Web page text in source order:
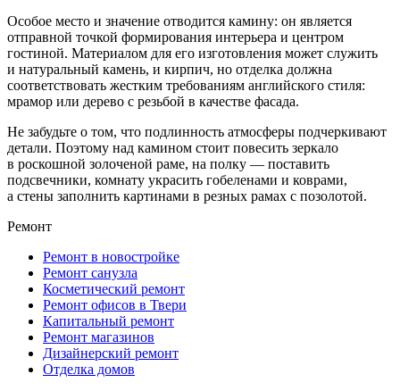
Особое место и значение отводится камину: он является
отправной точкой формирования интерьера и центром
гостиной. Материалом для его изготовления может служить
и натуральный камень, и кирпич, но отделка должна
соответствовать жестким требованиям английского стиля:
мрамор или дерево с резьбой в качестве фасада.
Не забудьте о том, что подлинность атмосферы подчеркивают
детали. Поэтому над камином стоит повесить зеркало
в роскошной золоченой раме, на полку — поставить
подсвечники, комнату украсить гобеленами и коврами,
а стены заполнить картинами в резных рамах с позолотой.
Ремонт
Ремонт в новостройке
Ремонт санузла
Косметический ремонт
Ремонт офисов в Твери
Капитальный ремонт
Ремонт магазинов
Дизайнерский ремонт
Отделка домов